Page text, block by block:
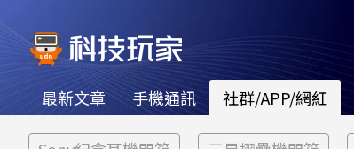
最新文章 手機通訊 社群/APP/網紅